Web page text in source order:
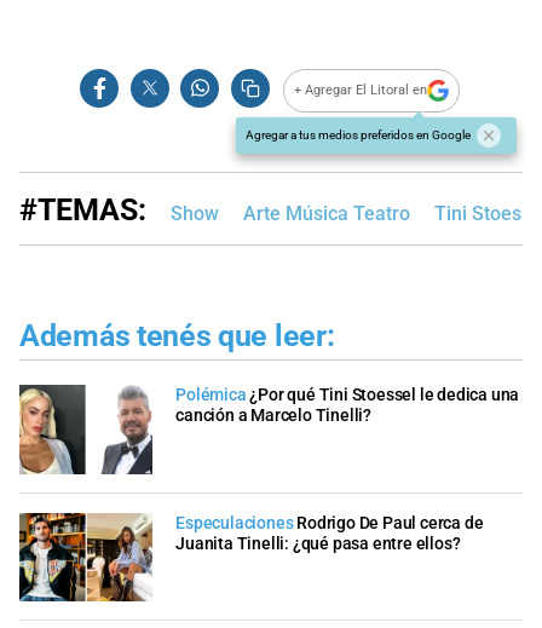
+ Agregar El Litoral en
Agregar a tus medios preferidos en Google
#TEMAS: Show Arte Música Teatro Tini
Además tenés que leer:
Polémica ¿Por qué Tini Stoessel le dedica una
canción a Marcelo Tinelli?
Especulaciones Rodrigo De Paul cerca de
Juanita Tinelli: ¿qué pasa entre ellos?